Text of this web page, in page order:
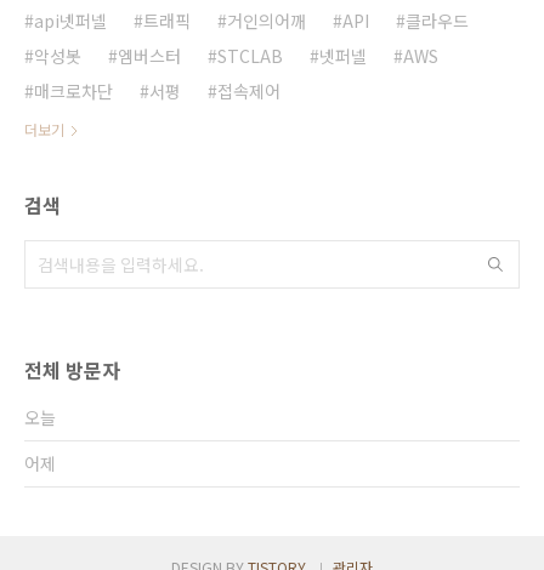
api넷퍼넬
트래픽 거인의어깨 API
클라우드
악성봇
엠버스터 STCLAB 넷퍼넬
AWS
매크로차단
서평 접속제어
더보기
검색
전체 방문자
오늘
어제